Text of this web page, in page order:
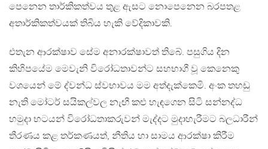
පෙනෙන තාර්කිකත්වය තුළ ඇසට නොපෙනෙන බරපතළ
අතාර්කිකත්වයක් තිබිය හැකි වේදිකාවකි.
එතැන ආරක්ෂාව සේම අනාරක්ෂාවත් තිබේ. පසුගිය දින
කිහිපයේම මෙවැනි විරෝධතාවන්ට සහභාගී වූ කෙනෙකු
වශයෙන් මේ ද්වන්ධ ස්වභාවය මම අත්දැක්කෙමි. අංක තහඩු
නැති මෝටර් සයිකල්වල නැඟී කළු හැඳගෙන සිටි සන්නද්ධ
හමුදා භටයන් විරෝධතාකරුවන් මැද්දට මුදාහැරීමට බලධාරීන්
තීරණය කළ තර්කණයත්, නීතිය හා සාමය ආරක්ෂා කිරීම